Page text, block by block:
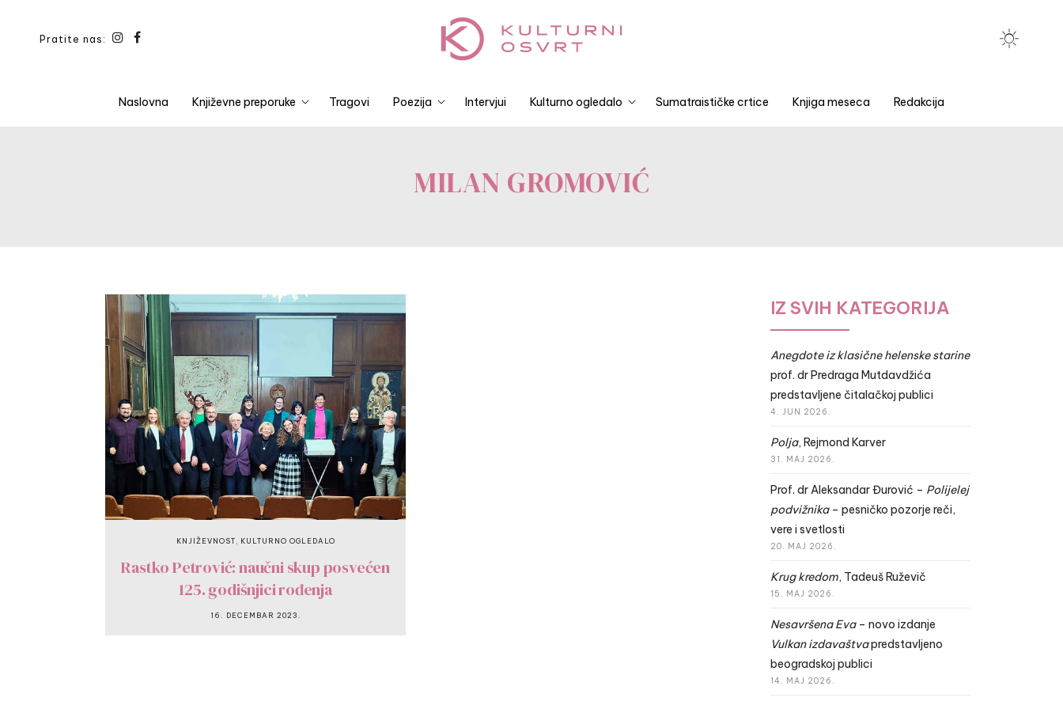
Pratite nas:
Naslovna Književne preporuke Tragovi Poezija Intervjui Kulturno ogledalo Sumatraističke crtice Knjiga meseca Redakcija
MILAN GROMOVIĆ
KNJIŽEVNOST KULTURNO OGLEDALO
Rastko Petrović: naučni skup posvećen
125. godišnjici rođenja
16. DECEMBAR 2023.
IZ SVIH KATEGORIJA
Anegdote iz klasične helenske starine
prof. dr Predraga Mutdavdžića
predstavljene čitalačkoj publici
4. JUN 2026.
Polja, Rejmond Karver
31. MAJ 2026.
Prof. dr Aleksandar Đurović – Polijelej
podvižnika– pesničko pozorje reči,
vere i svetlosti
20. MAJ 2026.
Krug kredom, Tadeuš Ruževič
15. MAJ 2026.
Nesavršena Eva– novo izdanje
Vulkan izdavaštvapredstavljeno
beogradskoj publici
14. MAJ 2026.